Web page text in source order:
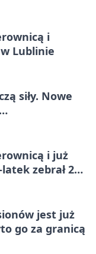
i
Lublinie
siły. Nowe
i już
zebrał 23
jest już
go za granicą